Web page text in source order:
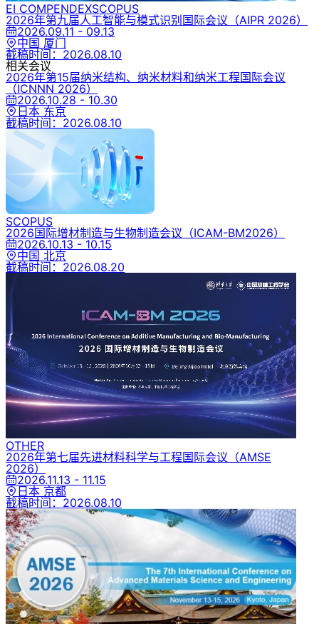
EI COMPENDEXSCOPUS
2026年第九届人工智能与模式识别国际会议 （AIPR 2026）
2026.09.11 - 09.13
中国 厦门
截稿时间： 2026.08.10
相关会议
2026年第15届纳米结构、纳米材料和纳米工程国际会议
（ICNNN 2026）
2026.10.28 - 10.30
日本 东京
截稿时间： 2026.08.10
SCOPUS
2026国际增材制造与生物制造会议 （ICAM-BM2026）
2026.10.13 - 10.15
中国 北京
截稿时间： 2026.08.20
OTHER
2026年第七届先进材料科学与工程国际会议 （AMSE
2026）
2026.11.13 - 11.15
日本 京都
截稿时间： 2026.08.10